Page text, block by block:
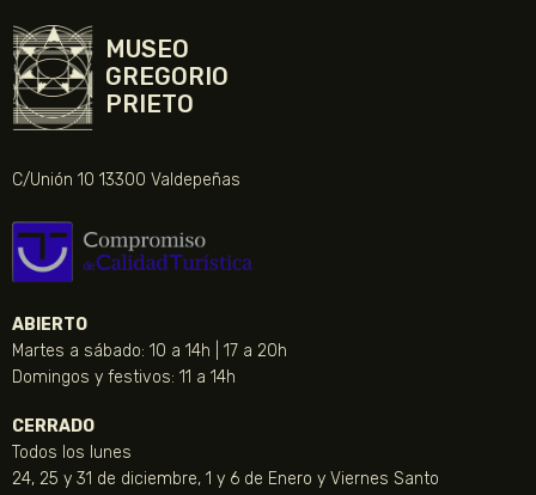
MUSEO
GREGORIO
PRIETO
C/Unión 10 13300 Valdepeñas
ABIERTO
Martes a sábado: 10 a 14h | 17 a 20h
Domingos y festivos: 11 a 14h
CERRADO
Todos los lunes
24, 25 y 31 de diciembre, 1 y 6 de Enero y Viernes Santo